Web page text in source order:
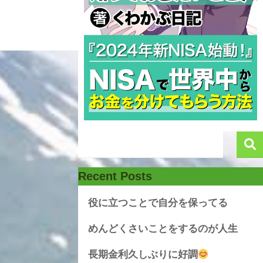
Recent Posts
役に立つことで自分を保ってる
めんどくさいことをするのが人生
長期金利久しぶりに好調